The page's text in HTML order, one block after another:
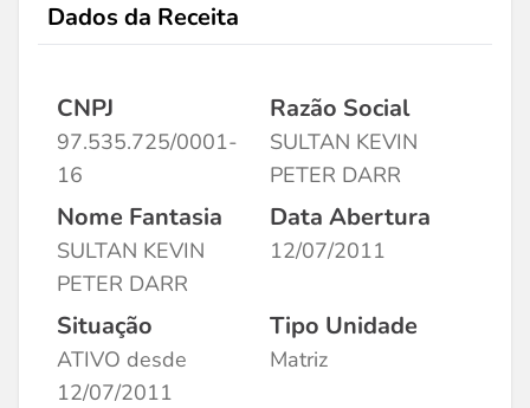
Dados da Receita
CNPJ
97.535.725/0001-
16
Razão Social
SULTAN KEVIN
PETER DARR
Nome Fantasia
SULTAN KEVIN
PETER DARR
Data Abertura
12/07/2011
Situação
ATIVO desde
12/07/2011
Tipo Unidade
Matriz